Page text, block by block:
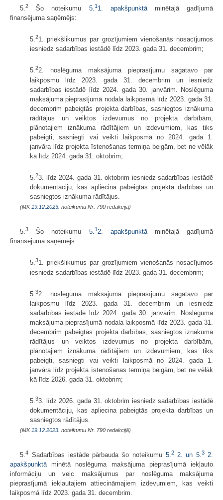
5. 2 Šo noteikumu 5. 11. apakšpunktāminētajā gadījumā
finansējuma saņēmējs:
5.21. priekšlikumus par grozījumiem vienošanās nosacījumos
iesniedz sadarbības iestādē līdz 2023. gada 31. decembrim;
5.22. noslēguma maksājuma pieprasījumu sagatavo par
laikposmu līdz 2023. gada 31. decembrim un iesniedz
sadarbības iestādē līdz 2024. gada 30. janvārim. Noslēguma
maksājuma pieprasījumā nodala laikposmā līdz 2023. gada 31.
decembrim pabeigtās projekta darbības, sasniegtos iznākuma
rādītājus un veiktos izdevumus no projekta darbībām,
plānotajiem iznākuma rādītājiem un izdevumiem, kas tiks
pabeigti, sasniegti vai veikti laikposmā no 2024. gada 1.
janvāra līdz projekta īstenošanas termiņa beigām, bet ne vēlāk
kā līdz 2024. gada 31. oktobrim;
5. 23. līdz 2024. gada 31. oktobrim iesniedz sadarbības iestādē
dokumentāciju, kas apliecina pabeigtās projekta darbības un
sasniegtos iznākuma rādītājus.
(MK 19.12.2023. noteikumu Nr. 790 redakcijā)
5.3 Šo noteikumu 5.12. apakšpunktāminētajā gadījumā
finansējuma saņēmējs:
5.31. priekšlikumus par grozījumiem vienošanās nosacījumos
iesniedz sadarbības iestādē līdz 2023. gada 31. decembrim;
5. 32. noslēguma maksājuma pieprasījumu sagatavo par
laikposmu līdz 2023. gada 31. decembrim un iesniedz
sadarbības iestādē līdz 2024. gada 30. janvārim. Noslēguma
maksājuma pieprasījumā nodala laikposmā līdz 2023. gada 31.
decembrim pabeigtās projekta darbības, sasniegtos iznākuma
rādītājus un veiktos izdevumus no projekta darbībām,
plānotajiem iznākuma rādītājiem un izdevumiem, kas tiks
pabeigti, sasniegti vai veikti laikposmā no 2024. gada 1.
janvāra līdz projekta īstenošanas termiņa beigām, bet ne vēlāk
kā līdz 2026. gada 31. oktobrim;
5.33. līdz 2026. gada 31. oktobrim iesniedz sadarbības iestādē
dokumentāciju, kas apliecina pabeigtās projekta darbības un
sasniegtos rādītājus.
(MK 19.12.2023. noteikumu Nr. 790 redakcijā)
5.4 Sadarbības iestāde pārbauda šo noteikumu 5.2 2. un 5.3 2.
apakšpunktāminētā noslēguma maksājuma pieprasījumā iekļauto
informāciju un veic maksājumus par noslēguma maksājuma
pieprasījumā iekļautajiem attiecināmajiem izdevumiem, kas veikti
laikposmā līdz 2023. gada 31. decembrim.